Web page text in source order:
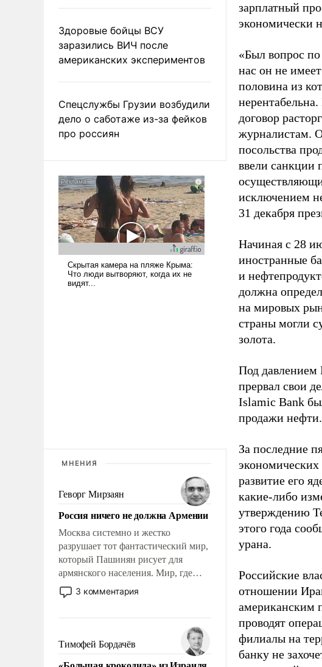
Здоровые бойцы ВСУ
заразились ВИЧ после
американских экспериментов
Спецслужбы Грузии возбудили
дело о саботаже из-за фейков
про россиян
МНЕНИЯ
Геворг Мирзаян
Россия ничего не должна Армении
Москва системно и жестко
разрушает тот фантастический мир,
который Пашинян рисует для
армянского населения. Мир, где
этому населению все должны
просто по определению, где его
беспрекословно оплачиваться за
счет российских
налогоплательщиков и где за свои
3 комментария
Тимофей Бордачёв
зарплатный
экономически
«Был вопрос
нас он не
половина из
договор
журналистам.
посольства
ввели санкции
исключением
31 декабря
Начиная с 28
иностранные
и
должна
на мировых
страны могли
золота.
Под давлением
прервал свои
Islamic Bank
продажи нефти.
За последние
развитие его
какие-либо
утверждению
этого года
урана.
Российские
отношении
американским
проводят
филиалы на
банку не